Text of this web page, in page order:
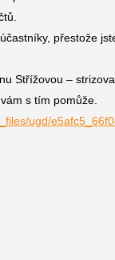
přestože
Střížovou –
s tím pomůže.
ugd/